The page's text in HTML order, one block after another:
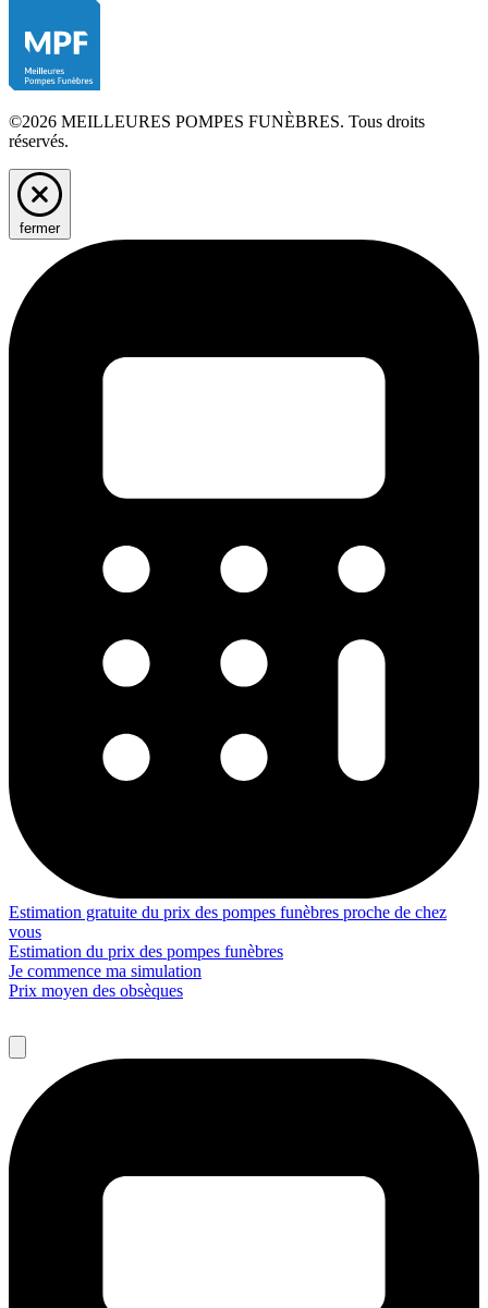
©2026 MEILLEURES POMPES FUNÈBRES. Tous droits
réservés.
fermer
Estimation gratuite du prix des pompes funèbres proche de chez
vous
Estimation du prix des pompes funèbres
Je commence ma simulation
Prix moyen des obsèques